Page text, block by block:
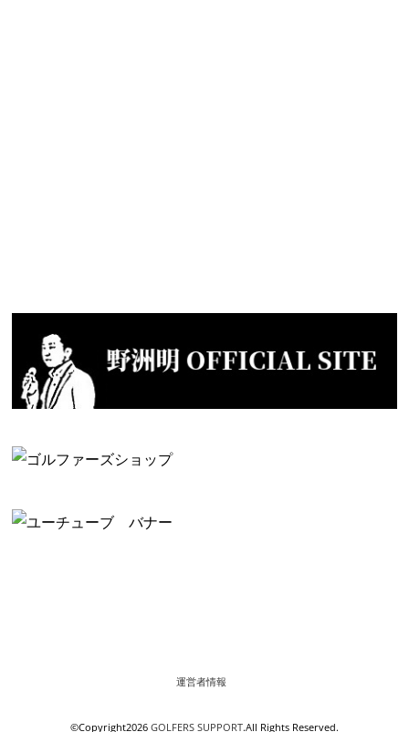
運営者情報
©Copyright2026 GOLFERS SUPPORT.All Rights Reserved.